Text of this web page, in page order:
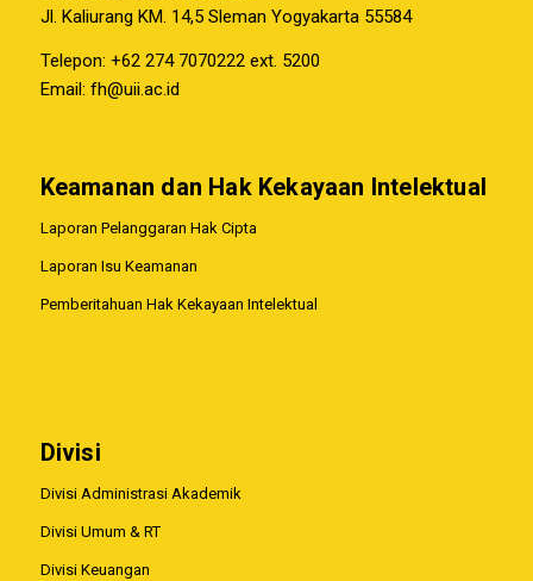
Jl. Kaliurang KM. 14,5 Sleman Yogyakarta 55584
Telepon: +62 274 7070222 ext. 5200
Email: fh@uii.ac.id
Keamanan dan Hak Kekayaan Intelektual
Laporan Pelanggaran Hak Cipta
Laporan Isu Keamanan
Pemberitahuan Hak Kekayaan Intelektual
Divisi
Divisi Administrasi Akademik
Divisi Umum & RT
Divisi Keuangan